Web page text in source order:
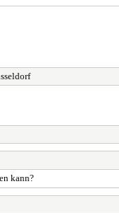
kann?